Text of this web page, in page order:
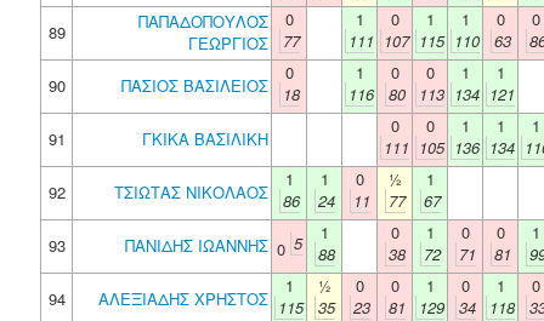
89
ΠΑΠΑΔΟΠΟΥΛΟΣ
ΓΕΩΡΓΙΟΣ
0
77
1
111
0
107
1
115
1
110
0
63
0
90
ΠΑΣΙΟΣ ΒΑΣΙΛΕΙΟΣ
0
18
1
116
0
80
0
113
1
134
1
121
91
ΓΚΙΚΑ ΒΑΣΙΛΙΚΗ
0
111
0
105
1
136
1
134
1
92
ΤΣΙΩΤΑΣ ΝΙΚΟΛΑΟΣ
1
86
1
24
0
11
½
77
1
67
93
ΠΑΝΙΔΗΣ ΙΩΑΝΝΗΣ 0 5
1
88
0
38
1
72
0
71
0
81
1
94
ΑΛΕΞΙΑΔΗΣ ΧΡΗΣΤΟΣ
1
115
½
35
0
23
0
81
1
129
0
34
1
118
0